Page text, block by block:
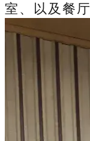
室、以及餐